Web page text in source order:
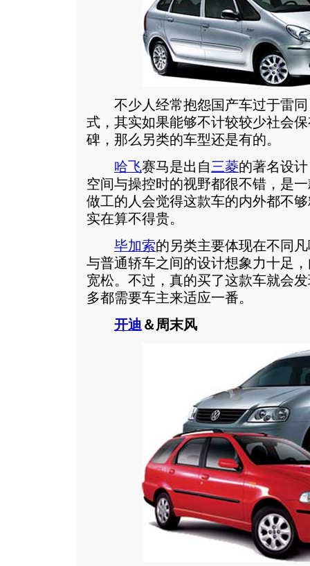
不少人经常抱怨国产车过于雷同
式，其实如果能够不计较较少社会
碑，那么另类的车型还是有的。
哈飞赛马是出自三菱的著名设
空间与操控时的视野都很不错，是
做工的人会觉得这款车的内外都不
实在算不得贵。
毕加索的另类主要体现在不同
与普通轿车之间的设计想象力十足
宽松。不过，真的买了这款车就会
多都需要车主来适应一番。
开迪 ＆周末风